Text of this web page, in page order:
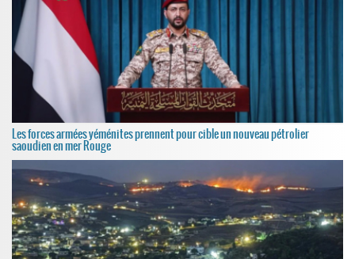
Les forces armées yéménites prennent pour cible un nouveau pétrolier
saoudien en mer Rouge